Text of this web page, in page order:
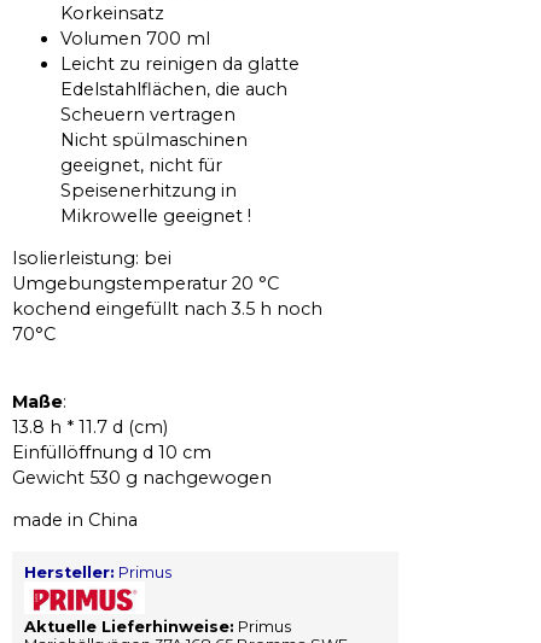
Korkeinsatz
Volumen 700 ml
Leicht zu reinigen da glatte
Edelstahlflächen, die auch
Scheuern vertragen
Nicht spülmaschinen
geeignet, nicht für
Speisenerhitzung in
Mikrowelle geeignet !
Isolierleistung: bei
Umgebungstemperatur 20 °C
kochend eingefüllt nach 3.5 h noch
70°C
Maße:
13.8 h * 11.7 d (cm)
Einfüllöffnung d 10 cm
Gewicht 530 g nachgewogen
made in China
Hersteller: Primus
Aktuelle Lieferhinweise: Primus